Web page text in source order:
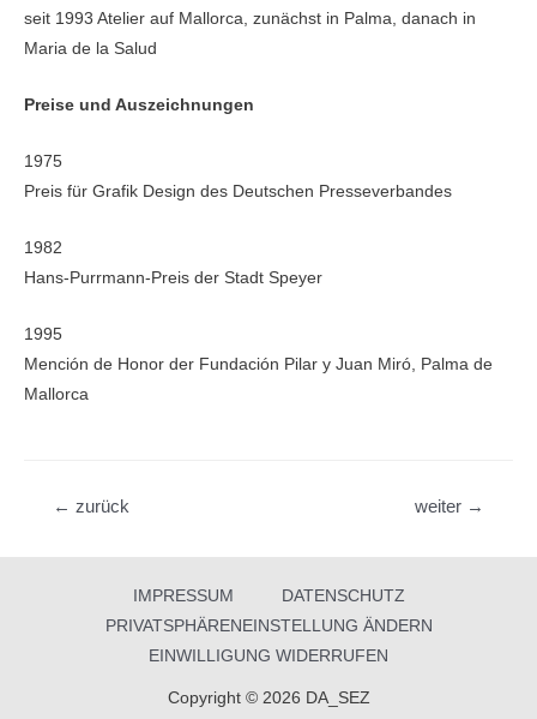
seit 1993 Atelier auf Mallorca, zunächst in Palma, danach in
Maria de la Salud
Preise und Auszeichnungen
1975
Preis für Grafik Design des Deutschen Presseverbandes
1982
Hans-Purr­mann-Preis der Stadt Speyer
1995
Mención de Honor der Fundación Pilar y Juan Miró, Palma de
Mallorca
Beitragsnavigation
← zurück weiter →
IMPRESSUM
DATENSCHUTZ
PRIVATSPHÄRENEINSTELLUNG ÄNDERN
EINWILLIGUNG WIDERRUFEN
Copyright © 2026 DA_SEZ